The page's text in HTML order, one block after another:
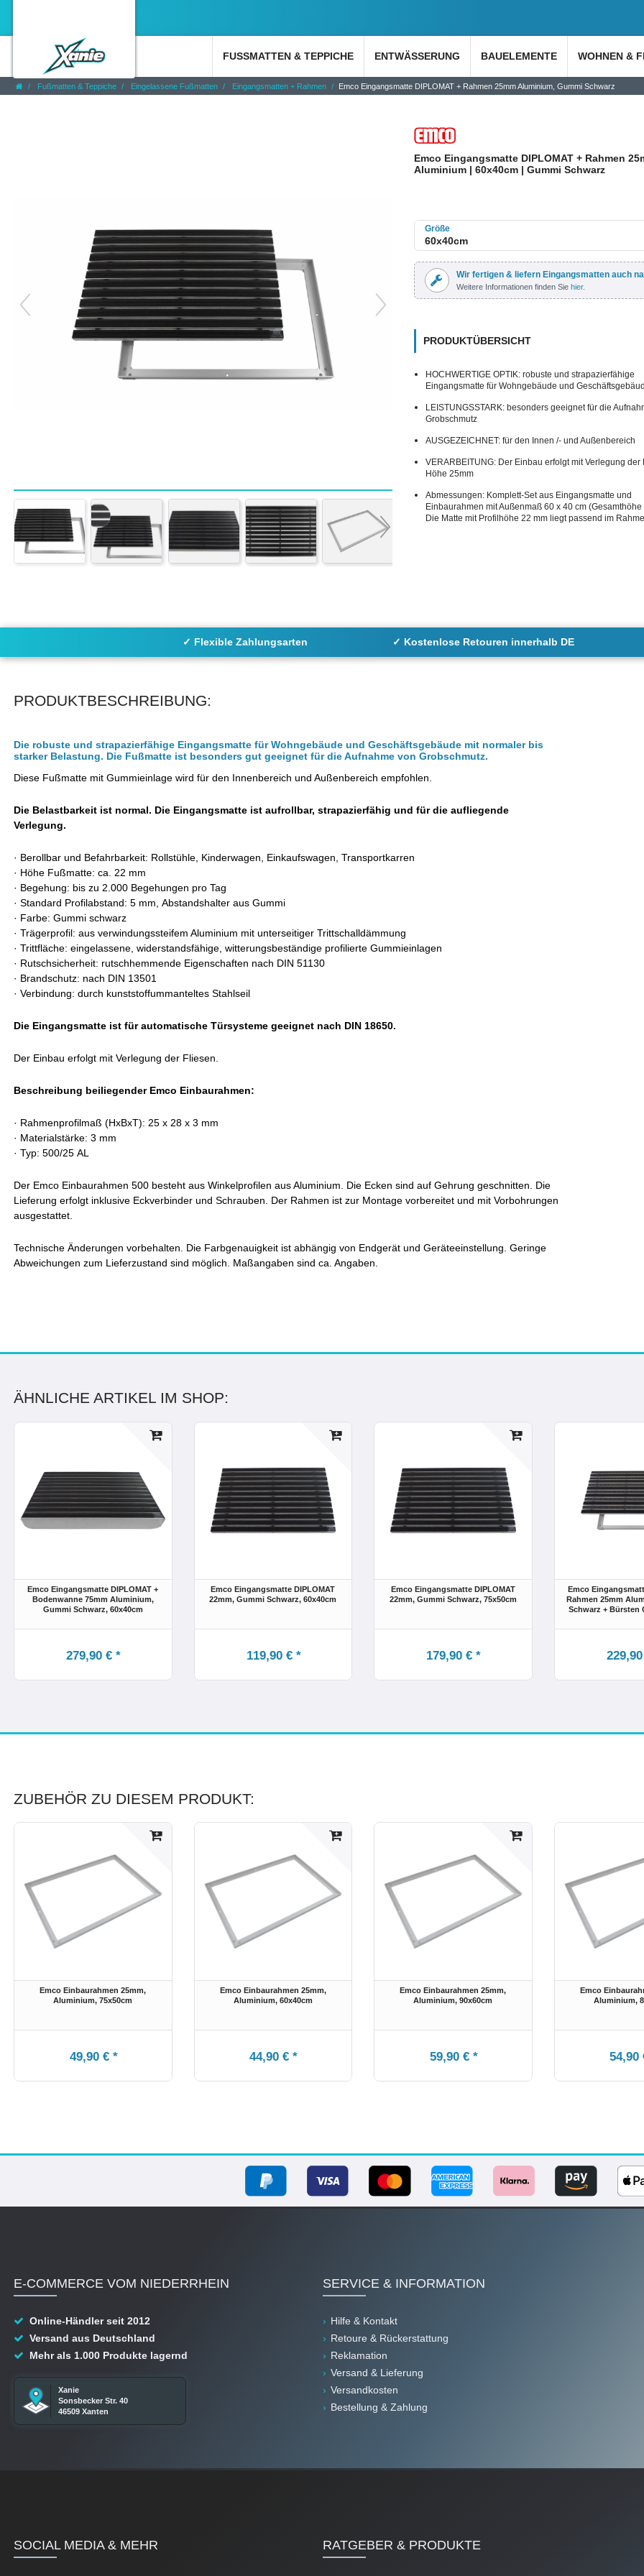
FUSSMATTEN & TEPPICHE ENTWÄSSERUNG BAUELEMENTE WOHNEN &
Fußmatten & Teppiche Eingelassene Fußmatten Eingangsmatten + Rahmen Emco Eingangsmatte DIPLOMAT + Rahmen 25mm Aluminium, Gummi Schwarz
Emco Eingangsmatte DIPLOMAT + Rahmen
Aluminium | 60x40cm | Gummi Schwarz
Größe
Wir fertigen & liefern Eingangsmatten auch
Weitere Informationen finden Sie hier.
PRODUKTÜBERSICHT
HOCHWERTIGE OPTIK: robuste und strapazierfähige
Eingangsmatte für Wohngebäude und
LEISTUNGSSTARK: besonders geeignet für die
Grobschmutz
AUSGEZEICHNET: für den Innen /- und Außenbereich
VERARBEITUNG: Der Einbau erfolgt mit Verlegung der
Höhe 25mm
Abmessungen: Komplett-Set aus Eingangsmatte und
Einbaurahmen mit Außenmaß 60 x 40 cm (Gesamthöhe
Die Matte mit Profilhöhe 22 mm liegt passend im
✓ Flexible Zahlungsarten ✓ Kostenlose Retouren innerhalb DE
PRODUKTBESCHREIBUNG:
Die robuste und strapazierfähige Eingangsmatte für Wohngebäude und Geschäftsgebäude mit normaler bis
starker Belastung. Die Fußmatte ist besonders gut geeignet für die Aufnahme von Grobschmutz.
Diese Fußmatte mit Gummieinlage wird für den Innenbereich und Außenbereich empfohlen.
Die Belastbarkeit ist normal. Die Eingangsmatte ist aufrollbar, strapazierfähig und für die aufliegende
Verlegung.
· Berollbar und Befahrbarkeit: Rollstühle, Kinderwagen, Einkaufswagen, Transportkarren
· Höhe Fußmatte: ca. 22 mm
· Begehung: bis zu 2.000 Begehungen pro Tag
· Standard Profilabstand: 5 mm, Abstandshalter aus Gummi
· Farbe: Gummi schwarz
· Trägerprofil: aus verwindungssteifem Aluminium mit unterseitiger Trittschalldämmung
· Trittfläche: eingelassene, widerstandsfähige, witterungsbeständige profilierte Gummieinlagen
· Rutschsicherheit: rutschhemmende Eigenschaften nach DIN 51130
· Brandschutz: nach DIN 13501
· Verbindung: durch kunststoffummanteltes Stahlseil
Die Eingangsmatte ist für automatische Türsysteme geeignet nach DIN 18650.
Der Einbau erfolgt mit Verlegung der Fliesen.
Beschreibung beiliegender Emco Einbaurahmen:
· Rahmenprofilmaß (HxBxT): 25 x 28 x 3 mm
· Materialstärke: 3 mm
· Typ: 500/25 AL
Der Emco Einbaurahmen 500 besteht aus Winkelprofilen aus Aluminium. Die Ecken sind auf Gehrung geschnitten. Die
Lieferung erfolgt inklusive Eckverbinder und Schrauben. Der Rahmen ist zur Montage vorbereitet und mit Vorbohrungen
ausgestattet.
Technische Änderungen vorbehalten. Die Farbgenauigkeit ist abhängig von Endgerät und Geräteeinstellung. Geringe
Abweichungen zum Lieferzustand sind möglich. Maßangaben sind ca. Angaben.
ÄHNLICHE ARTIKEL IM SHOP:
Emco Eingangsmatte DIPLOMAT +
Bodenwanne 75mm Aluminium,
Gummi Schwarz, 60x40cm
279,90 € *
Emco Eingangsmatte DIPLOMAT
22mm, Gummi Schwarz, 60x40cm
119,90 € *
Emco Eingangsmatte DIPLOMAT
22mm, Gummi Schwarz, 75x50cm
179,90 € *
Emco
Rahmen 25mm
Schwarz + Bürsten
ZUBEHÖR ZU DIESEM PRODUKT:
Emco Einbaurahmen 25mm,
Aluminium, 75x50cm
49,90 € *
Emco Einbaurahmen 25mm,
Aluminium, 60x40cm
44,90 € *
Emco Einbaurahmen 25mm,
Aluminium, 90x60cm
59,90 € *
Emco
Aluminium,
54,90
E-COMMERCE VOM NIEDERRHEIN
Online-Händler seit 2012
Versand aus Deutschland
Mehr als 1.000 Produkte lagernd
Xanie
Sonsbecker Str. 40
46509 Xanten
SERVICE & INFORMATION
Hilfe & Kontakt
Retoure & Rückerstattung
Reklamation
Versand & Lieferung
Versandkosten
Bestellung & Zahlung
SOCIAL MEDIA & MEHR RATGEBER & PRODUKTE